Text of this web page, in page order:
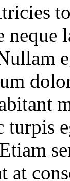
neque
turpis
at